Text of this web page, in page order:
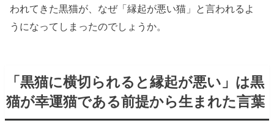
われてきた黒猫が、なぜ「縁起が悪い猫」と言われるよ
うになってしまったのでしょうか。
「黒猫に横切られると縁起が悪い」は黒
猫が幸運猫である前提から生まれた言葉